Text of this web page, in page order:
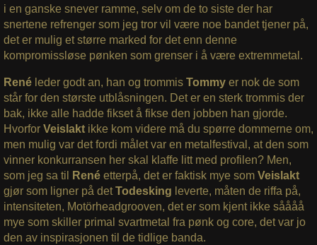
i en ganske snever ramme, selv om de to siste der har
snertene refrenger som jeg tror vil være noe bandet tjener på,
det er mulig et større marked for det enn denne
kompromissløse pønken som grenser i å være extremmetal.
Renéleder godt an, han og trommis Tommy er nok de som
står for den største utblåsningen. Det er en sterk trommis der
bak, ikke alle hadde fikset å fikse den jobben han gjorde.
Hvorfor Veislaktikke kom videre må du spørre dommerne om,
men mulig var det fordi målet var en metalfestival, at den som
vinner konkurransen her skal klaffe litt med profilen? Men,
som jeg sa til
Renéetterpå, det er faktisk mye som Veislakt
gjør som ligner på detTodesking leverte, måten de riffa på,
intensiteten, Motörheadgrooven, det er som kjent ikke såååå
mye som skiller primal svartmetal fra pønk og core, det var jo
den av inspirasjonen til de tidlige banda.